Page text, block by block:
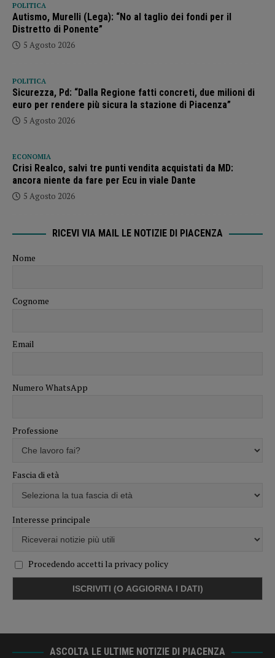
POLITICA
Autismo, Murelli (Lega): “No al taglio dei fondi per il
Distretto di Ponente”
5 Agosto 2026
POLITICA
Sicurezza, Pd: “Dalla Regione fatti concreti, due milioni di
euro per rendere più sicura la stazione di Piacenza”
5 Agosto 2026
ECONOMIA
Crisi Realco, salvi tre punti vendita acquistati da MD:
ancora niente da fare per Ecu in viale Dante
5 Agosto 2026
RICEVI VIA MAIL LE NOTIZIE DI PIACENZA
Nome
Cognome
Email
Numero WhatsApp
Professione
Fascia di età
Interesse principale
Procedendo accetti la privacy policy
ASCOLTA LE ULTIME NOTIZIE DI PIACENZA